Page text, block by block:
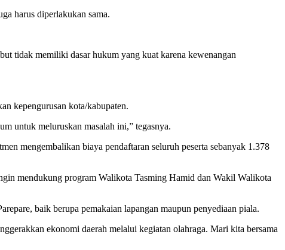
harus diperlakukan sama.
tidak memiliki dasar hukum yang kuat karena kewenangan
kepengurusan kota/kabupaten.
untuk meluruskan masalah ini,” tegasnya.
mengembalikan biaya pendaftaran seluruh peserta sebanyak 1.378
mendukung program Walikota Tasming Hamid dan Wakil Walikota
baik berupa pemakaian lapangan maupun penyediaan piala.
ekonomi daerah melalui kegiatan olahraga. Mari kita bersama